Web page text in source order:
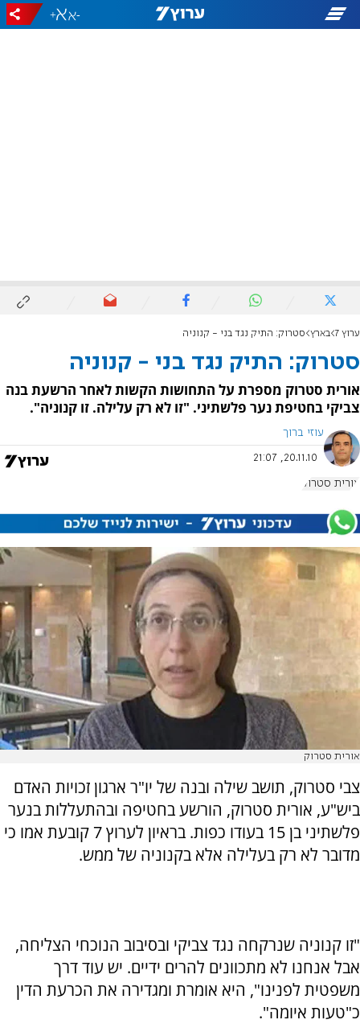
-
+
ערוץ 7 בארץ סטרוק: התיק נגד בני - קנוניה
סטרוק: התיק נגד בני - קנוניה
אורית סטרוק מספרת על התחושות הקשות לאחר הרשעת בנה
צביקי בחטיפת נער פלשתיני. "זו לא רק עלילה. זו קנוניה".
עוזי ברוך
20.11.10, 21:07
אורית סטרוק
אורית סטרוק
צבי סטרוק, תושב שילה ובנה של יו"ר ארגון זכויות האדם
ביש"ע, אורית סטרוק, הורשע בחטיפה ובהתעללות בנער
פלשתיני בן 15 בעודו כפות. בראיון לערוץ 7 קובעת אמו כי
מדובר לא רק בעלילה אלא בקנוניה של ממש.
"זו קנוניה שנרקחה נגד צביקי ובסיבוב הנוכחי הצליחה,
אבל אנחנו לא מתכוונים להרים ידיים. יש עוד דרך
משפטית לפנינו", היא אומרת ומגדירה את הכרעת הדין
כ"טעות איומה".